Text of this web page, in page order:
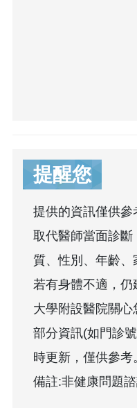
提醒您
提供的資訊僅供參
取代醫師當面診
質、性別、年齡、
若有身體不適，
大學附設醫院關心
部分資訊(如門診
時更新，僅供參考
備註:非健康問題